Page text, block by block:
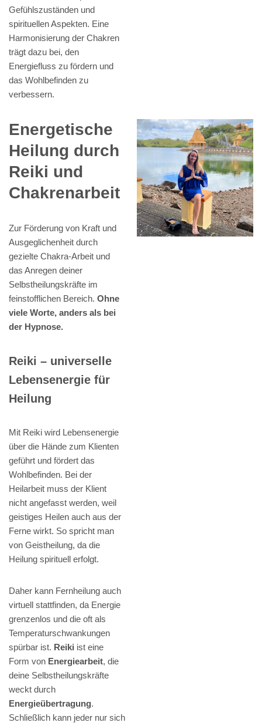
Gefühlszuständen und
spirituellen Aspekten. Eine
Harmonisierung der Chakren
trägt dazu bei, den
Energiefluss zu fördern und
das Wohlbefinden zu
verbessern.
Energetische
Heilung durch
Reiki und
Chakrenarbeit
Zur Förderung von Kraft und
Ausgeglichenheit durch
gezielte Chakra-Arbeit und
das Anregen deiner
Selbstheilungskräfte im
feinstofflichen Bereich. Ohne
viele Worte, anders als bei
der Hypnose.
Reiki – universelle
Lebensenergie für
Heilung
Mit Reiki wird Lebensenergie
über die Hände zum Klienten
geführt und fördert das
Wohlbefinden. Bei der
Heilarbeit muss der Klient
nicht angefasst werden, weil
geistiges Heilen auch aus der
Ferne wirkt. So spricht man
von Geistheilung, da die
Heilung spirituell erfolgt.
Daher kann Fernheilung auch
virtuell stattfinden, da Energie
grenzenlos und die oft als
Temperaturschwankungen
spürbar ist. Reiki ist eine
Form von Energiearbeit, die
deine Selbstheilungskräfte
weckt durch
Energieübertragung.
Schließlich kann jeder nur sich